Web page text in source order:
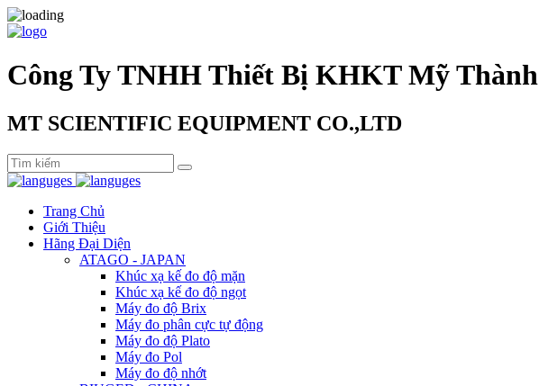
Công Ty TNHH Thiết Bị KHKT Mỹ Thành
MT SCIENTIFIC EQUIPMENT CO.,LTD
Trang Chủ
Giới Thiệu
Hãng Đại Diện
ATAGO - JAPAN
Khúc xạ kế đo độ mặn
Khúc xạ kế đo độ ngọt
Máy đo độ Brix
Máy đo phân cực tự động
Máy đo độ Plato
Máy đo Pol
Máy đo độ nhớt